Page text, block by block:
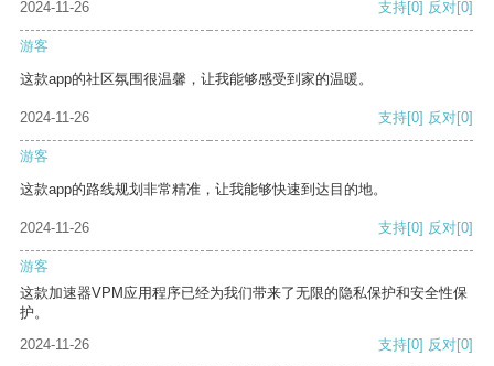
2024-11-26 支持[0] 反对[0]
游客
这款app的社区氛围很温馨，让我能够感受到家的温暖。
2024-11-26 支持[0] 反对[0]
游客
这款app的路线规划非常精准，让我能够快速到达目的地。
2024-11-26 支持[0] 反对[0]
游客
这款加速器VPM应用程序已经为我们带来了无限的隐私保护和安全性保
护。
2024-11-26
支持[0] 反对[0]